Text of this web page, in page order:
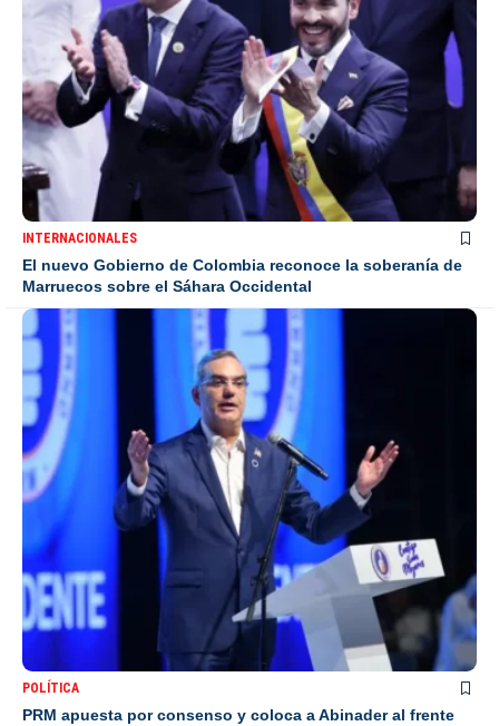
INTERNACIONALES
El nuevo Gobierno de Colombia reconoce la soberanía de
Marruecos sobre el Sáhara Occidental
POLÍTICA
PRM apuesta por consenso y coloca a Abinader al frente